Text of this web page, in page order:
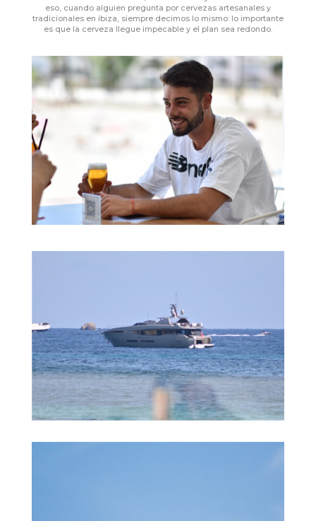
eso, cuando alguien pregunta por cervezas artesanales y
tradicionales en ibiza, siempre decimos lo mismo: lo importante
es que la cerveza llegue impecable y el plan sea redondo.